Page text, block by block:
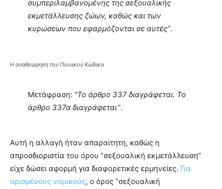
συμπεριλαμβανομένης της σεξουαλικής
εκμετάλλευσης ζώων, καθώς και των
κυρώσεων που εφαρμόζονται σε αυτές”.
Η αναθεώρηση του Ποινικού Κώδικα
Μετάφραση: “Το άρθρο 337 διαγράφεται. Το
άρθρο 337α διαγράφεται”.
Αυτή η αλλαγή ήταν απαραίτητη, καθώς η
απροσδιοριστία του όρου “σεξουαλική εκμετάλλευση”
είχε δώσει αφορμή για διαφορετικές ερμηνείες. Για
ορισμένους νομικούς, ο όρος “σεξουαλική